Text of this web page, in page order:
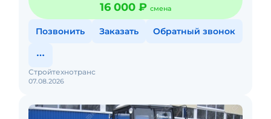
16 000 ₽ смена
Позвонить Заказать Обратный звонок
07.08.2026
Стройтехнотранс